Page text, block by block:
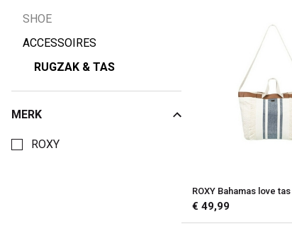
Boardshop
SHOE
ACCESSOIRES
RUGZAK & TAS
MERK
ROXY
ROXY Bahamas love tas
€ 49,99